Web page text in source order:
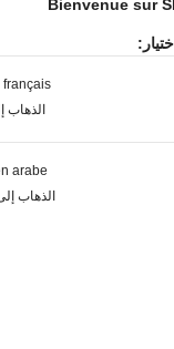
Bienvenue sur
français
الذهاب
arabe
الذهاب